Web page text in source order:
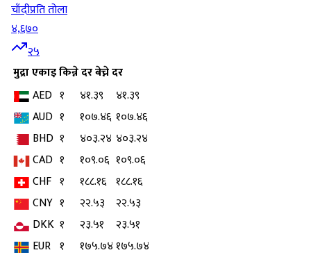
चाँदीप्रति तोला
४,६७०
२५
मुद्राएकाइकिन्ने दरबेच्ने दर
AED १ ४१.३९
४१.३९
AUD १ १०७.४६ १०७.४६
BHD १ ४०३.२४ ४०३.२४
CAD १ १०९.०६ १०९.०६
CHF १ १८८.१६ १८८.१६
CNY १ २२.५३
२२.५३
DKK १ २३.५१
२३.५१
EUR १ १७५.७४१७५.७४